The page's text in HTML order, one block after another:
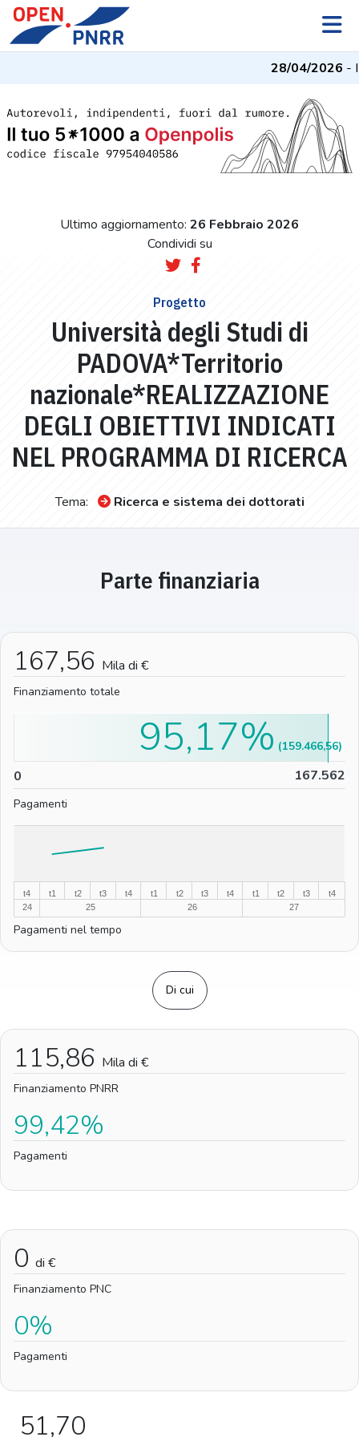
28/04/2026- I
Ultimo aggiornamento: 26 Febbraio 2026
Condividi su
Progetto
Università degli Studi di
PADOVA*Territorio
nazionale*REALIZZAZIONE
DEGLI OBIETTIVI INDICATI
NEL PROGRAMMA DI RICERCA
Tema: Ricerca e sistema dei dottorati
Parte finanziaria
167,56 Mila di €
Finanziamento totale
0 167.562
95,17% (159.466,56)
Pagamenti
t4
24
t1
25
t2 t3 t4
t1
26
t2 t3 t4
t1
27
t2 t3 t4
Pagamenti nel tempo
Di cui
115,86 Mila di €
Finanziamento PNRR
99,42%
Pagamenti
0 di €
Finanziamento PNC
0%
Pagamenti
51,70